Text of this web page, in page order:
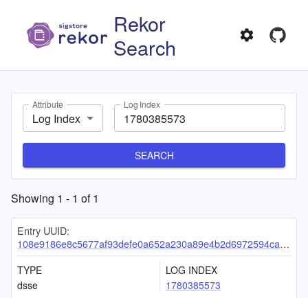
Rekor
Search
Attribute
Log Index
Log Index
SEARCH
Showing 1 - 1 of1
Entry UUID:
108e9186e8c5677af93defe0a652a230a89e4b2d6972594ca95b441c4aae5204a09b5570363c1333
TYPE
dsse
LOG INDEX
1780385573